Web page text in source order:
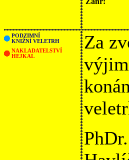
PODZIMNÍ
KNIŽNÍ VELETRH
NAKLADATELSTVÍ
HEJKAL
Za